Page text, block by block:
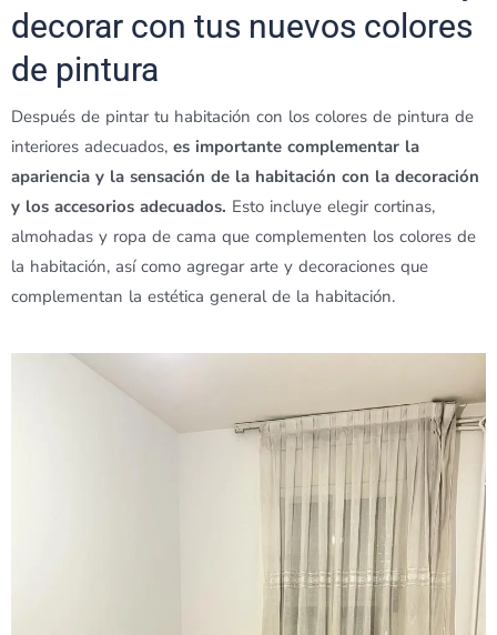
decorar con tus nuevos colores
de pintura
Después de pintar tu habitación con los colores de pintura de
interiores adecuados, es importante complementar la
apariencia y la sensación de la habitación con la decoración
y los accesorios adecuados. Esto incluye elegir cortinas,
almohadas y ropa de cama que complementen los colores de
la habitación, así como agregar arte y decoraciones que
complementan la estética general de la habitación.